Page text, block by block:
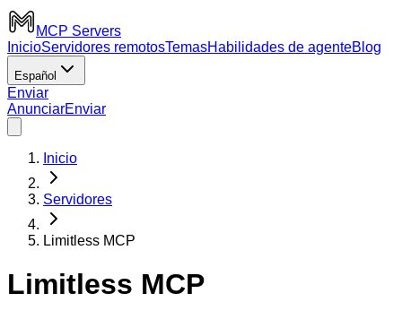
MCP Servers
InicioServidores remotosTemasHabilidades de agenteBlog
Español
Enviar
AnunciarEnviar
Inicio
Servidores
Limitless MCP
Limitless MCP